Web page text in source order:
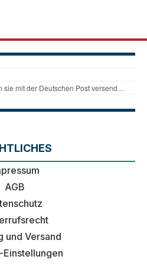
AGB
und Versand